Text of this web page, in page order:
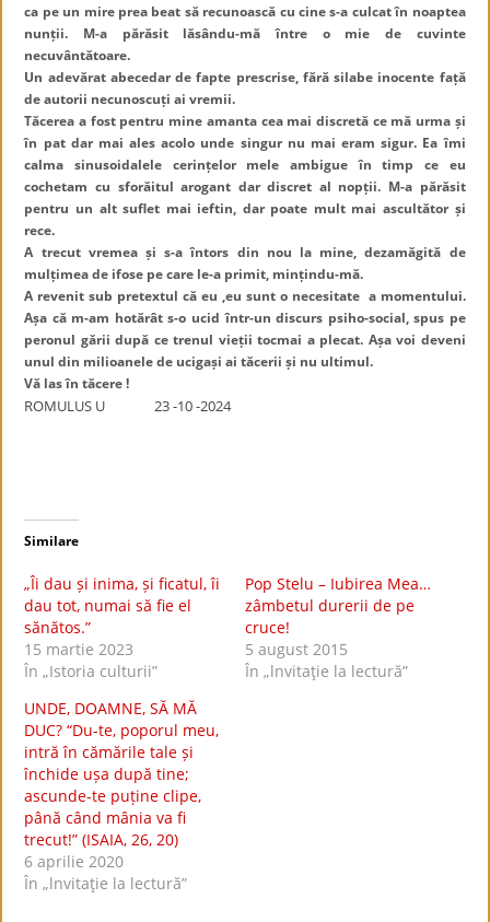
ca pe un mire prea beat să recunoască cu cine s-a culcat în noaptea
nunții. M-a părăsit lăsându-mă între o mie de cuvinte
necuvântătoare.
Un adevărat abecedar de fapte prescrise, fără silabe inocente față
de autorii necunoscuți ai vremii.
Tăcerea a fost pentru mine amanta cea mai discretă ce mă urma și
în pat dar mai ales acolo unde singur nu mai eram sigur. Ea îmi
calma sinusoidalele cerințelor mele ambigue în timp ce eu
cochetam cu sforăitul arogant dar discret al nopții. M-a părăsit
pentru un alt suflet mai ieftin, dar poate mult mai ascultător și
rece.
A trecut vremea și s-a întors din nou la mine, dezamăgită de
mulțimea de ifose pe care le-a primit, mințindu-mă.
A revenit sub pretextul că eu ,eu sunt o necesitate a momentului.
Așa că m-am hotărât s-o ucid într-un discurs psiho-social, spus pe
peronul gării după ce trenul vieții tocmai a plecat. Așa voi deveni
unul din milioanele de ucigași ai tăcerii și nu ultimul.
Vă las în tăcere !
ROMULUS U 23 -10 -2024
Similare
„Îi dau și inima, și ficatul, îi
dau tot, numai să fie el
sănătos.”
15 martie 2023
În „Istoria culturii”
Pop Stelu – Iubirea Mea…
zâmbetul durerii de pe
cruce!
5 august 2015
În „lnvitaţie la lectură”
UNDE, DOAMNE, SĂ MĂ
DUC? “Du-te, poporul meu,
intră în cămările tale și
închide ușa după tine;
ascunde-te puține clipe,
până când mânia va fi
trecut!” (ISAIA, 26, 20)
6 aprilie 2020
În „lnvitaţie la lectură”